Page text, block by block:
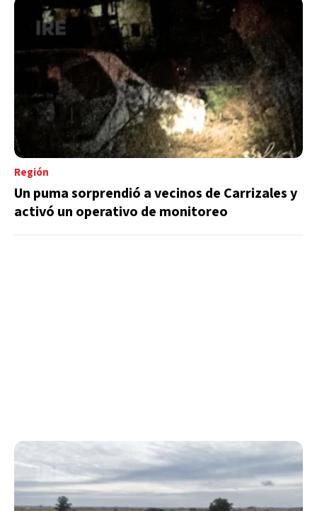
Región
Un puma sorprendió a vecinos de Carrizales y
activó un operativo de monitoreo